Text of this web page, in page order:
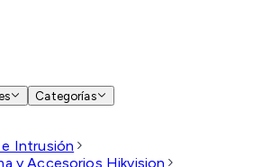
Categorías
Intrusión
y Accesorios Hikvision